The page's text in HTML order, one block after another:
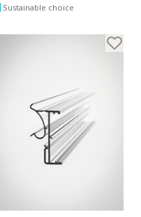
Sustainable choice